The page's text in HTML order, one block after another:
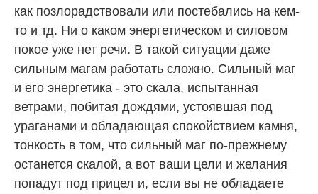
как позлорадствовали или постебались на кем-
то и тд. Ни о каком энергетическом и силовом
покое уже нет речи. В такой ситуации даже
сильным магам работать сложно. Сильный маг
и его энергетика - это скала, испытанная
ветрами, побитая дождями, устоявшая под
ураганами и обладающая спокойствием камня,
тонкость в том, что сильный маг по-прежнему
останется скалой, а вот ваши цели и желания
попадут под прицел и, если вы не обладаете